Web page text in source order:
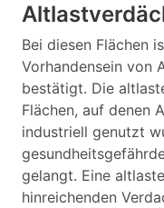
Bei diesen Flächen
Vorhandensein von
bestätigt. Die
Flächen, auf denen
industriell genutzt
gelangt. Eine
hinreichenden